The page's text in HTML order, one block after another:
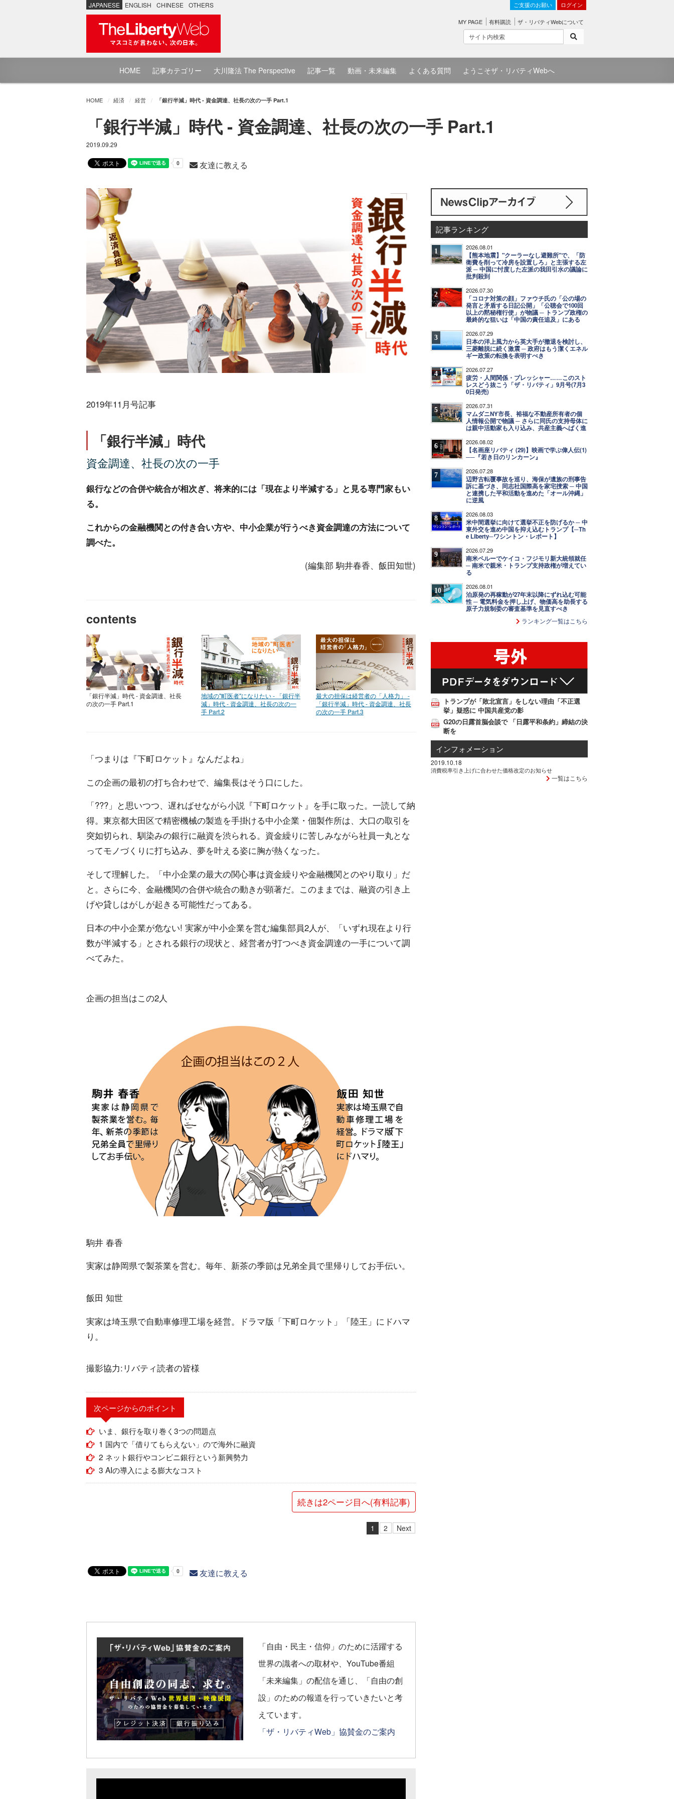
JAPANESE ENGLISH CHINESE OTHERS ご支援のお願い ログイン
MY PAGE 有料購読 ザ・リバティWebについて
HOME 記事カテゴリー 大川隆法 The Perspective 記事一覧 動画・未来編集 よくある質問 ようこそザ・リバティWebへ
HOME 経済 経営 「銀行半減」時代 - 資金調達、社長の次の一手 Part.1
「銀行半減」時代 - 資金調達、社長の次の一手 Part.1
2019.09.29
友達に教える
2019年11月号記事
「銀行半減」時代
資金調達、社長の次の一手
銀行などの合併や統合が相次ぎ、将来的には「現在より半減する」と見る専門家もい
る。
これからの金融機関との付き合い方や、中小企業が行うべき資金調達の方法について
調べた。
(編集部 駒井春香、飯田知世)
contents
「銀行半減」時代 - 資金調達、社長
の次の一手 Part.1
地域の"町医者"になりたい - 「銀行半
減」時代 - 資金調達、社長の次の一
手 Part.2
最大の担保は経営者の「人格力」 -
「銀行半減」時代 - 資金調達、社長
の次の一手 Part.3
「つまりは『下町ロケット』なんだよね」
この企画の最初の打ち合わせで、編集長はそう口にした。
「???」と思いつつ、遅ればせながら小説『下町ロケット』を手に取った。一読して納
得。東京都大田区で精密機械の製造を手掛ける中小企業・佃製作所は、大口の取引を
突如切られ、馴染みの銀行に融資を渋られる。資金繰りに苦しみながら社員一丸とな
ってモノづくりに打ち込み、夢を叶える姿に胸が熱くなった。
そして理解した。「中小企業の最大の関心事は資金繰りや金融機関とのやり取り」だ
と。さらに今、金融機関の合併や統合の動きが顕著だ。このままでは、融資の引き上
げや貸しはがしが起きる可能性だってある。
日本の中小企業が危ない! 実家が中小企業を営む編集部員2人が、「いずれ現在より行
数が半減する」とされる銀行の現状と、経営者が打つべき資金調達の一手について調
べてみた。
企画の担当はこの2人
駒井 春香
実家は静岡県で製茶業を営む。毎年、新茶の季節は兄弟全員で里帰りしてお手伝い。
飯田 知世
実家は埼玉県で自動車修理工場を経営。ドラマ版「下町ロケット」「陸王」にドハマ
り。
撮影協力:リバティ読者の皆様
次ページからのポイント
いま、銀行を取り巻く3つの問題点
1 国内で「借りてもらえない」ので海外に融資
2 ネット銀行やコンビニ銀行という新興勢力
3 AIの導入による膨大なコスト
続きは2ページ目へ(有料記事)
1 2 Next
友達に教える
「自由・民主・信仰」のために活躍する
世界の識者への取材や、YouTube番組
「未来編集」の配信を通じ、「自由の創
設」のための報道を行っていきたいと考
えています。
「ザ・リバティWeb」協賛金のご案内
記事ランキング
1 2026.08.01
【熊本地震】"クーラーなし避難所"で、「防
衛費を削って冷房を設置しろ」と主張する左
派 ─ 中国に忖度した左派の我田引水の議論に
批判殺到
2 2026.07.30
「コロナ対策の顔」ファウチ氏の「公の場の
発言と矛盾する日記公開」「公聴会で100回
以上の黙秘権行使」が物議 ─ トランプ政権の
最終的な狙いは「中国の責任追及」にある
3 2026.07.29
日本の洋上風力から英大手が撤退を検討し、
三菱離脱に続く激震 ─ 政府はもう潔くエネル
ギー政策の転換を表明すべき
4 2026.07.27
疲労・人間関係・プレッシャー……このスト
レスどう抜こう「ザ・リバティ」9月号(7月3
0日発売)
5 2026.07.31
マムダニNY市長、裕福な不動産所有者の個
人情報公開で物議 ─ さらに同氏の支持母体に
は親中活動家も入り込み、共産主義へばく進
6 2026.08.02
【名画座リバティ (29)】映画で学ぶ偉人伝(1)
──『若き日のリンカーン』
7 2026.07.28
辺野古転覆事故を巡り、海保が遺族の刑事告
訴に基づき、同志社国際高を家宅捜索 ─ 中国
と連携した平和活動を進めた「オール沖縄」
に逆風
8 2026.08.03
米中間選挙に向けて選挙不正を防げるか ─ 中
東外交を進め中国を抑え込むトランプ【─Th
e Liberty─ワシントン・レポート】
9 2026.07.29
南米ペルーでケイコ・フジモリ新大統領就任
─ 南米で親米・トランプ支持政権が増えてい
る
10 2026.08.01
泊原発の再稼動が27年末以降にずれ込む可能
性 ─ 電気料金を押し上げ、物価高を助長する
原子力規制委の審査基準を見直すべき
ランキング一覧はこちら
トランプが「敗北宣言」をしない理由「不正選
挙」疑惑に 中国共産党の影
G20の日露首脳会談で 「日露平和条約」締結の決
断を
インフォメーション
2019.10.18
消費税率引き上げに合わせた価格改定のお知らせ
一覧はこちら